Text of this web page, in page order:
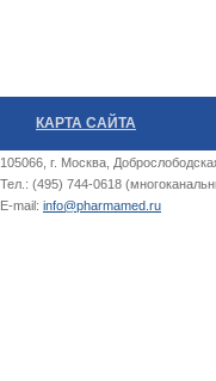
КАРТА САЙТА
105066, г. Москва,
Тел.: (495) 744-0618
E-mail: info@pharmamed.ru